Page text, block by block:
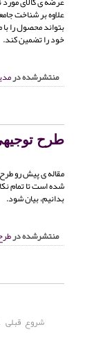
علاوه بر شناخت
بتواند محصول را
خود را تضمین کند.
منتشرشده در
طرح
مقاله ی پیش رو
شده است تا تمام
بدانیم، بیان شود.
منتشرشده در
شروع قبلی